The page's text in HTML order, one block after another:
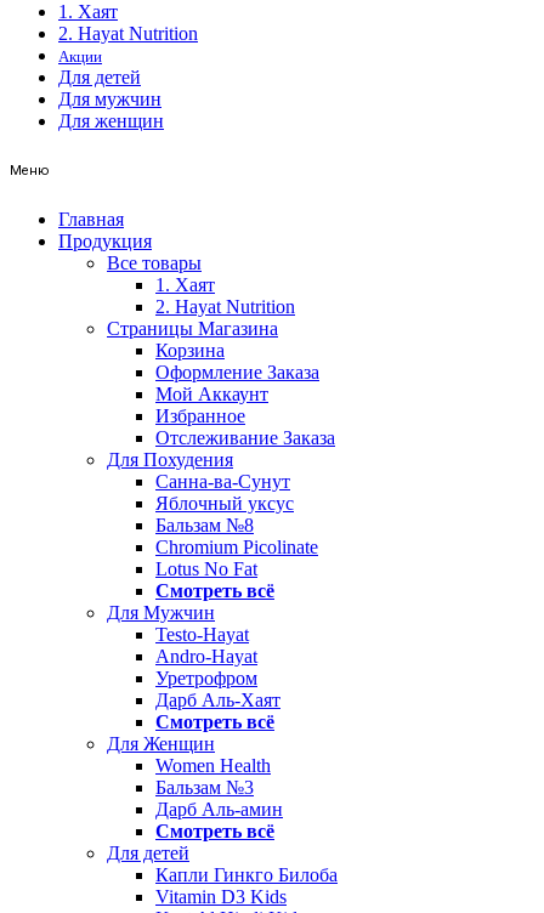
1. Хаят
2. Hayat Nutrition
Акции
Для детей
Для мужчин
Для женщин
Меню
Главная
Продукция
Все товары
1. Хаят
2. Hayat Nutrition
Страницы Магазина
Корзина
Оформление Заказа
Мой Аккаунт
Избранное
Отслеживание Заказа
Для Похудения
Санна-ва-Сунут
Яблочный уксус
Бальзам №8
Chromium Picolinate
Lotus No Fat
Смотреть всё
Для Мужчин
Testo-Hayat
Andro-Hayat
Уретрофром
Дарб Аль-Хаят
Смотреть всё
Для Женщин
Women Health
Бальзам №3
Дарб Аль-амин
Смотреть всё
Для детей
Капли Гинкго Билоба
Vitamin D3 Kids